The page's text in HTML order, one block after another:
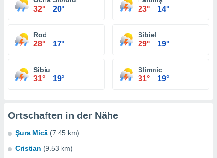
32° 20° 23° 14°
Rod
28° 17°
Sibiel
29° 19°
Sibiu
31° 19°
Slimnic
31° 19°
Ortschaften in der Nähe
Şura Mică (7.45 km)
Cristian (9.53 km)